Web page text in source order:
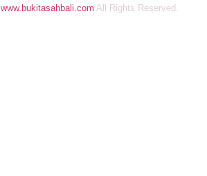
www.bukitasahbali.com All Rights Reserved.